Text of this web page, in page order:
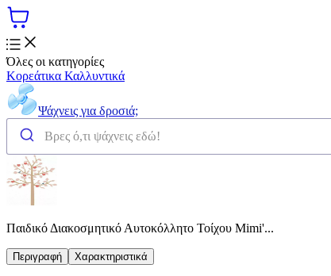
Όλες οι κατηγορίες
Κορεάτικα Καλλυντικά
Ψάχνεις για δροσιά;
Παιδικό Διακοσμητικό Αυτοκόλλητο Τοίχου Mimi'...
Περιγραφή Χαρακτηριστικά